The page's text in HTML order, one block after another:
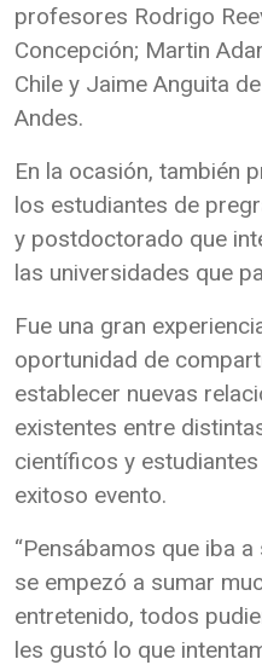
profesores Rodrigo
Concepción; Martin
Chile y Jaime Anguita
Andes.
En la ocasión, también
los estudiantes de
y postdoctorado que
las universidades que
Fue una gran
oportunidad de
establecer nuevas
existentes entre
científicos y
exitoso evento.
“Pensábamos que iba
se empezó a sumar
entretenido, todos
les gustó lo que